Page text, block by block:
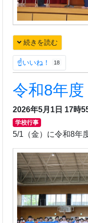
続きを読む
☝いいね！ 18
令和8年
2026年5月1日 17時
学校行事
5/1（金）に令和8年